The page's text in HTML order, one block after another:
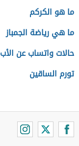
ما هو الكركم
ما هي رياضة الجمباز
حالات واتساب عن الأب
تورم الساقين